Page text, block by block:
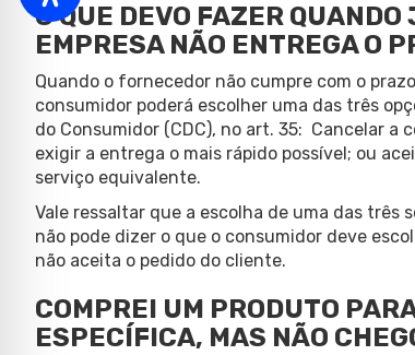
O QUE DEVO FAZER
EMPRESA NÃO ENTREGA O
Quando o fornecedor não cumpre com o
consumidor poderá escolher uma das três
do Consumidor (CDC), no art. 35: Cancelar a
exigir a entrega o mais rápido possível; ou
serviço equivalente.
Vale ressaltar que a escolha de uma das três
não pode dizer o que o consumidor deve
não aceita o pedido do cliente.
COMPREI UM PRODUTO
ESPECÍFICA, MAS NÃO